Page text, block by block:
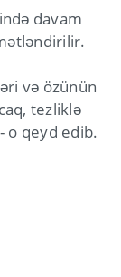
davam
və özünün
tezliklə
o qeyd edib.